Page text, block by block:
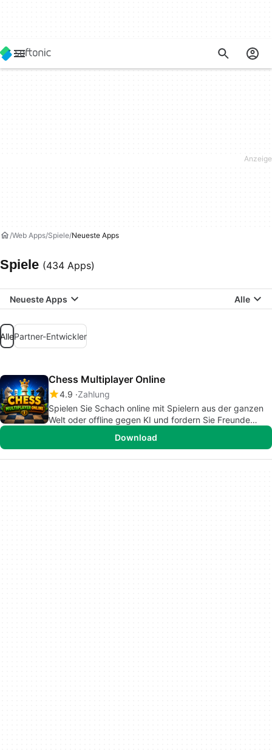
Web Apps Spiele Neueste Apps
Spiele (434 Apps)
Neueste Apps Alle
AllePartner-Entwickler
Chess Multiplayer Online
4.9 Zahlung
Spielen Sie Schach online mit Spielern aus der ganzen
Welt oder offline gegen KI und fordern Sie Freunde
Download